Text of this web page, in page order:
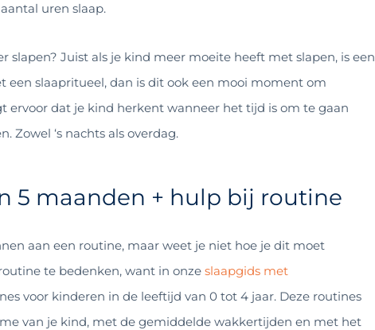
uren slaap.
slapen? Juist als je kind meer moeite heeft met slapen, is een
slaapritueel, dan is dit ook een mooi moment om
ervoor dat je kind herkent wanneer het tijd is om te gaan
Zowel ‘s nachts als overdag.
5 maanden + hulp bij routine
aan een routine, maar weet je niet hoe je dit moet
te bedenken, want in onze slaapgids met
voor kinderen in de leeftijd van 0 tot 4 jaar. Deze routines
van je kind, met de gemiddelde wakkertijden en met het